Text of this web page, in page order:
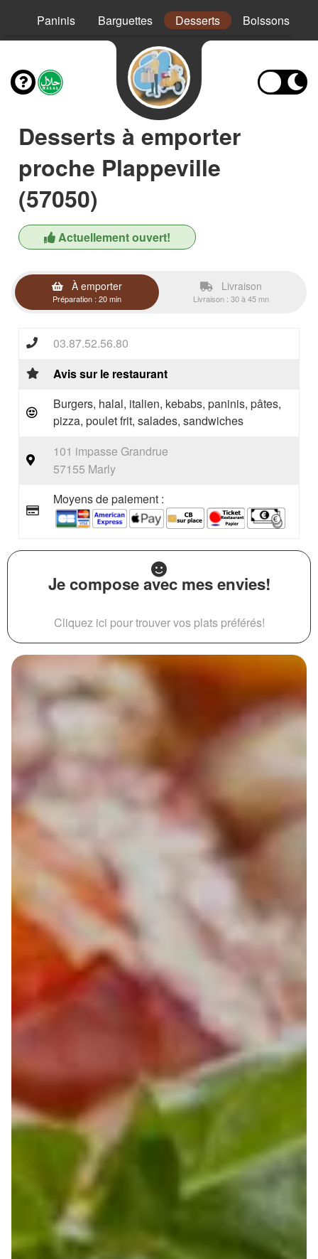
Paninis Barguettes Desserts Boissons
Desserts à emporter
proche Plappeville
(57050)
Actuellement ouvert!
À emporter
Préparation : 20 min
Livraison
Livraison : 30 à 45 mn
03.87.52.56.80
Avis sur le restaurant
Burgers, halal, italien, kebabs, paninis, pâtes,
pizza, poulet frit, salades, sandwiches
101 impasse Grandrue
57155 Marly
Moyens de paiement :
Je compose avec mes envies!
Cliquez ici pour trouver vos plats préférés!